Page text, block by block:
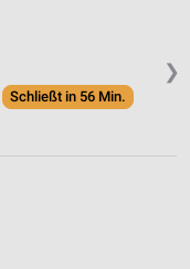
❯
Schließt in 56 Min.